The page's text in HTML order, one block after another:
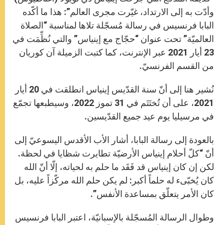
p e
r
k
وأدّت به إلى الارتداد، غيّرت مجرى العالم”: هذا ما أكّده
البابا فرنسيس في رسالة مُسجّلة تلاها لمناسبة “الصلاة
العالميّة” تحت عنوان “حجّاج مع إينياس” والتي نُظِّمَت في
23 أيار 2021 عبر الإنترنت، كما كتبت الزميلة آن كوريان
من القسم الفرنسيّ.
نُشير هنا إلى أنّ سنة القدّيس إينياس انطلقت في 20 أيار
2021، على أن تُختَتَم في 31 تموز 2022، وسيطبعها تجمّع
في مرسيليا يوم عيد جميع القدّيسين.
بالعودة إلى رسالة البابا، أشار الأب الأقدس اليسوعيّ إلى
أنّ “كلّ أحلام إينياس الأرضيّة تطايرت شظايا في لحظة.
لكن إن كان إينياس قد فَقَد ما حلم به لحياته، إلّا أنّ الله
كان يُخبّىء له حلماً أكبر: لم يكن حلم الله مركّزاً عليه، بل
كان الأمر يتعلّق بمساعدة الأنفس”.
وطوال الرسالة المُسجّلة بالإسبانيّة، اعتبر البابا فرنسيس